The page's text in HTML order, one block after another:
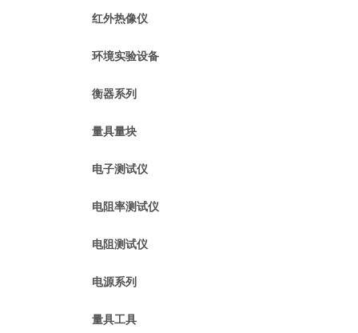
红外热像仪
环境实验设备
衡器系列
量具量块
电子测试仪
电阻率测试仪
电阻测试仪
电源系列
量具工具